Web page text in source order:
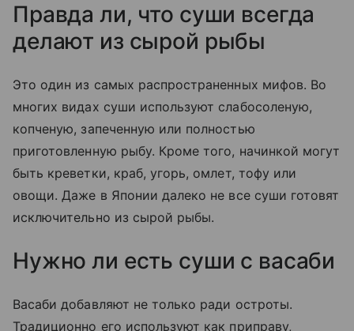
Правда ли, что суши всегда
делают из сырой рыбы
Это один из самых распространенных мифов. Во
многих видах суши используют слабосоленую,
копченую, запеченную или полностью
приготовленную рыбу. Кроме того, начинкой могут
быть креветки, краб, угорь, омлет, тофу или
овощи. Даже в Японии далеко не все суши готовят
исключительно из сырой рыбы.
Нужно ли есть суши с васаби
Васаби добавляют не только ради остроты.
Традиционно его используют как приправу,